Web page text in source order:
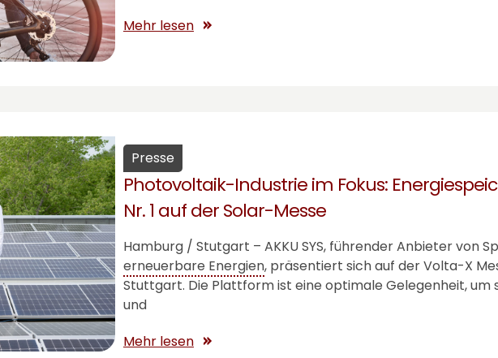
Mehr lesen
Presse
Photovoltaik-Industrie im Fokus:
Nr. 1 auf der Solar-Messe
Hamburg / Stutgart – AKKU SYS, führender Anbieter von
erneuerbare Energien, präsentiert sich auf der Volta-X
Stuttgart. Die Plattform ist eine optimale Gelegenheit, um
und
Mehr lesen